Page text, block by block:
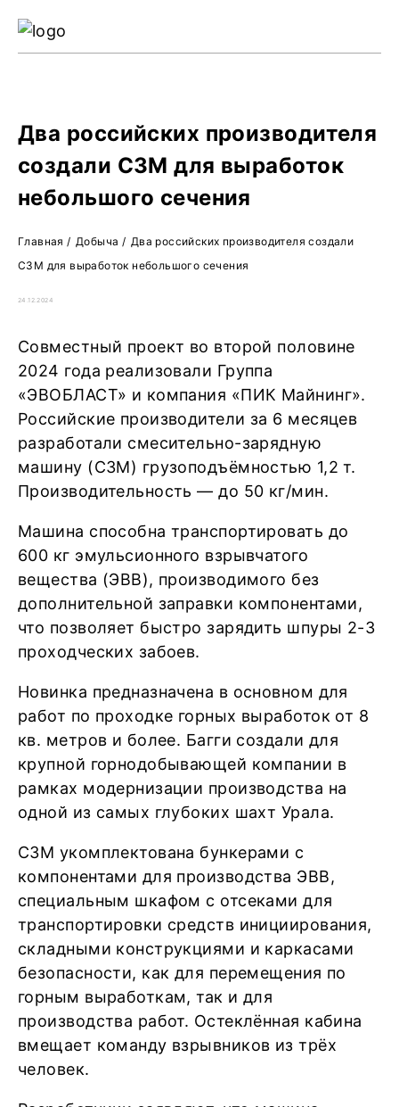
Два российских производителя
создали СЗМ для выработок
небольшого сечения
Главная / Добыча / Два российских производителя создали
СЗМ для выработок небольшого сечения
24.12.2024
Совместный проект во второй половине
2024 года реализовали Группа
«ЭВОБЛАСТ» и компания «ПИК Майнинг».
Российские производители за 6 месяцев
разработали смесительно-зарядную
машину (СЗМ) грузоподъёмностью 1,2 т.
Производительность — до 50 кг/мин.
Машина способна транспортировать до
600 кг эмульсионного взрывчатого
вещества (ЭВВ), производимого без
дополнительной заправки компонентами,
что позволяет быстро зарядить шпуры 2-3
проходческих забоев.
Новинка предназначена в основном для
работ по проходке горных выработок от 8
кв. метров и более. Багги создали для
крупной горнодобывающей компании в
рамках модернизации производства на
одной из самых глубоких шахт Урала.
СЗМ укомплектована бункерами с
компонентами для производства ЭВВ,
специальным шкафом с отсеками для
транспортировки средств инициирования,
складными конструкциями и каркасами
безопасности, как для перемещения по
горным выработкам, так и для
производства работ. Остеклённая кабина
вмещает команду взрывников из трёх
человек.